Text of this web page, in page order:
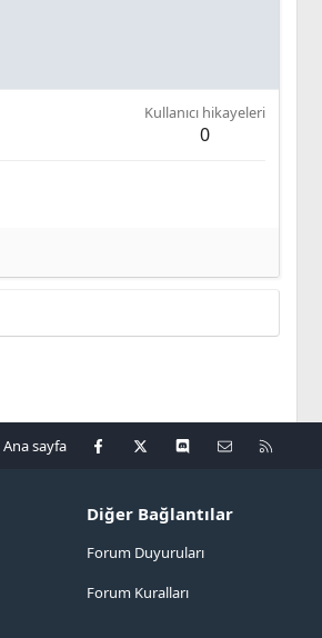
Kullanıcı hikayeleri
0
Ana sayfa Facebook
X Discord Bize ulaşın
Diğer Bağlantılar
Forum Duyuruları
Forum Kuralları